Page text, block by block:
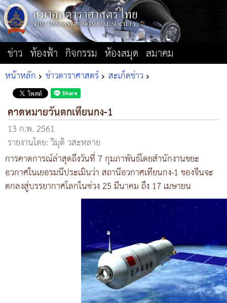
ข่าว ท้องฟ้า กิจกรรม ห้องสมุด สมาคม
หน้าหลัก ข่าวดาราศาสตร์ สะเก็ดข่าว
คาดหมายวันตกเทียนกง-1
13 ก.พ. 2561
รายงานโดย: วิมุติ วสะหลาย
การคาดการณ์ล่าสุดถึงวันที่ 7 กุมภาพันธ์โดยสำนักงานขยะ
อวกาศในเยอรมนีประเมินว่า สถานีอวกาศเทียนกง-1 ของจีนจะ
ตกลงสู่บรรยากาศโลกในช่วง 25 มีนาคม ถึง 17 เมษายน